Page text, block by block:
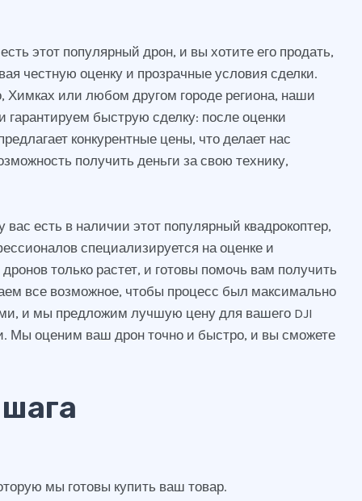
этот популярный дрон, и вы хотите его продать,
честную оценку и прозрачные условия сделки.
Химках или любом другом городе региона, наши
быструю сделку: после оценки
конкурентные цены, что делает нас
получить деньги за свою технику,
есть в наличии этот популярный квадрокоптер,
специализируется на оценке и
только растет, и готовы помочь вам получить
все возможное, чтобы процесс был максимально
и мы предложим лучшую цену для вашего DJI
Мы оценим ваш дрон точно и быстро, и вы сможете
мы готовы купить ваш товар.